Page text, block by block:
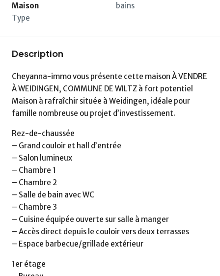
Maison
Type
bains
Description
Cheyanna-immo vous présente cette maison À VENDRE
À WEIDINGEN, COMMUNE DE WILTZ à fort potentiel
Maison à rafraîchir située à Weidingen, idéale pour
famille nombreuse ou projet d’investissement.
Rez-de-chaussée
– Grand couloir et hall d’entrée
– Salon lumineux
– Chambre 1
– Chambre 2
– Salle de bain avec WC
– Chambre 3
– Cuisine équipée ouverte sur salle à manger
– Accès direct depuis le couloir vers deux terrasses
– Espace barbecue/grillade extérieur
1er étage